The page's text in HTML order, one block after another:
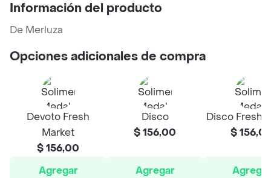
Información del producto
De Merluza
Opciones adicionales de compra
Devoto Fresh
Market
$ 156,00
Agregar
Disco
$ 156,00
Agregar
Disco Fresh
$
Agregar